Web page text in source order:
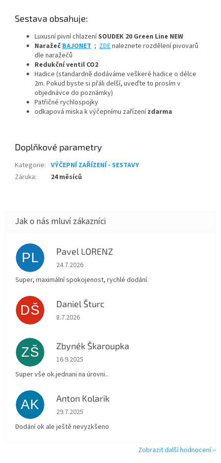
Sestava obsahuje:
Luxusní pivní chlazeníSOUDEK 20 Green Line NEW
NaražečBAJONET ; ZDEnaleznete rozdělení pivovarů
dle naražečů
Redukční ventil CO2
Hadice (standardně dodáváme veškeré hadice o délce
2m. Pokud byste si přáli delší, uveďte to prosím v
objednávce do poznámky)
Patřičné rychlospojky
odkapová miska k výčepnímu zařízenízdarma
Doplňkové parametry
Kategorie: VÝČEPNÍ ZAŘÍZENÍ - SESTAVY
Záruka: 24 měsíců
PL Pavel LORENZ
Hodnocení obchodu je 5 z 5 hvězdiček.
24.7.2026
Super, maximální spokojenost, rychlé dodání.
DŠ Daniel Šturc
Hodnocení obchodu je 5 z 5 hvězdiček.
8.7.2026
ZŠ Zbynék Škaroupka
Hodnocení obchodu je 5 z 5 hvězdiček.
16.9.2025
Super vše ok.jednani na úrovni..
AK Anton Kolarik
Hodnocení obchodu je 5 z 5 hvězdiček.
29.7.2025
Dodání ok ale ještě nevyzkšeno
Zobrazit další hodnocení